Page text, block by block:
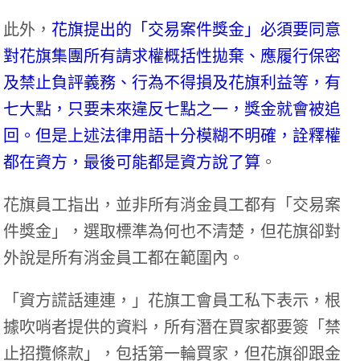
此外， 花旗提出的「交易案件獎金」必須要同意
對花旗集團所有請求權概括性拋棄、應履行保密
及禁止負評義務、行為不得損及花旗利益等，有
七大點，只要未來違反七點之一，獎金就會被追
回。但是上述法律用語十分模糊不明確，詮釋權
都在資方，最後可能都是資方說了算 。
花旗員工指出，並非所有消金員工都有「交易案
件獎金」，選取標準為何也不清楚，但花旗卻對
外說是所有消金員工都在範圍內。
「資方謊話連連，」花旗工會員工私下表示，根
據吹哨者提供的資料，所有潛在買家都要簽「禁
止招攬條款」，包括第一輪買家，但花旗卻跟金